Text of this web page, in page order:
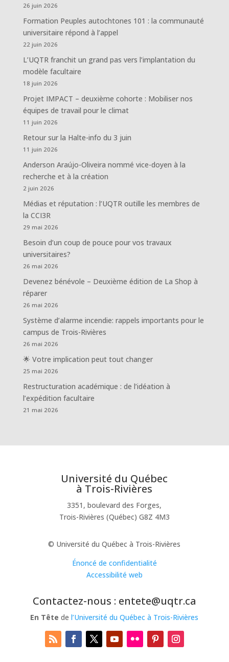
26 juin 2026
Formation Peuples autochtones 101 : la communauté
universitaire répond à l’appel
22 juin 2026
L’UQTR franchit un grand pas vers l’implantation du
modèle facultaire
18 juin 2026
Projet IMPACT – deuxième cohorte : Mobiliser nos
équipes de travail pour le climat
11 juin 2026
Retour sur la Halte-info du 3 juin
11 juin 2026
Anderson Araújo-Oliveira nommé vice-doyen à la
recherche et à la création
2 juin 2026
Médias et réputation : l’UQTR outille les membres de
la CCI3R
29 mai 2026
Besoin d’un coup de pouce pour vos travaux
universitaires?
26 mai 2026
Devenez bénévole – Deuxième édition de La Shop à
réparer
26 mai 2026
Système d’alarme incendie: rappels importants pour le
campus de Trois-Rivières
26 mai 2026
🌟 Votre implication peut tout changer
25 mai 2026
Restructuration académique : de l’idéation à
l’expédition facultaire
21 mai 2026
Université du Québec
à Trois-Rivières
3351, boulevard des Forges,
Trois-Rivières (Québec) G8Z 4M3
© Université du Québec à Trois-Rivières
Énoncé de confidentialité
Accessibilité web
Contactez-nous : entete@uqtr.ca
En Tête del’Université du Québec à Trois-Rivières